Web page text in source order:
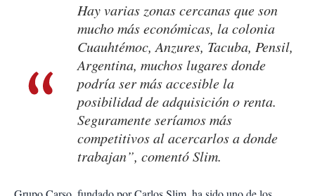
Hay varias zonas cercanas que son
mucho más económicas, la colonia
Cuauhtémoc, Anzures, Tacuba, Pensil,
Argentina, muchos lugares donde
podría ser más accesible la
posibilidad de adquisición o renta.
Seguramente seríamos más
competitivos al acercarlos a donde
trabajan”, comentó Slim.